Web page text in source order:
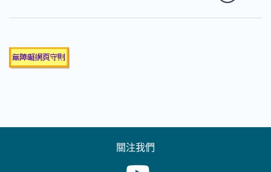
關注我們
Youtube [This link will pop up in